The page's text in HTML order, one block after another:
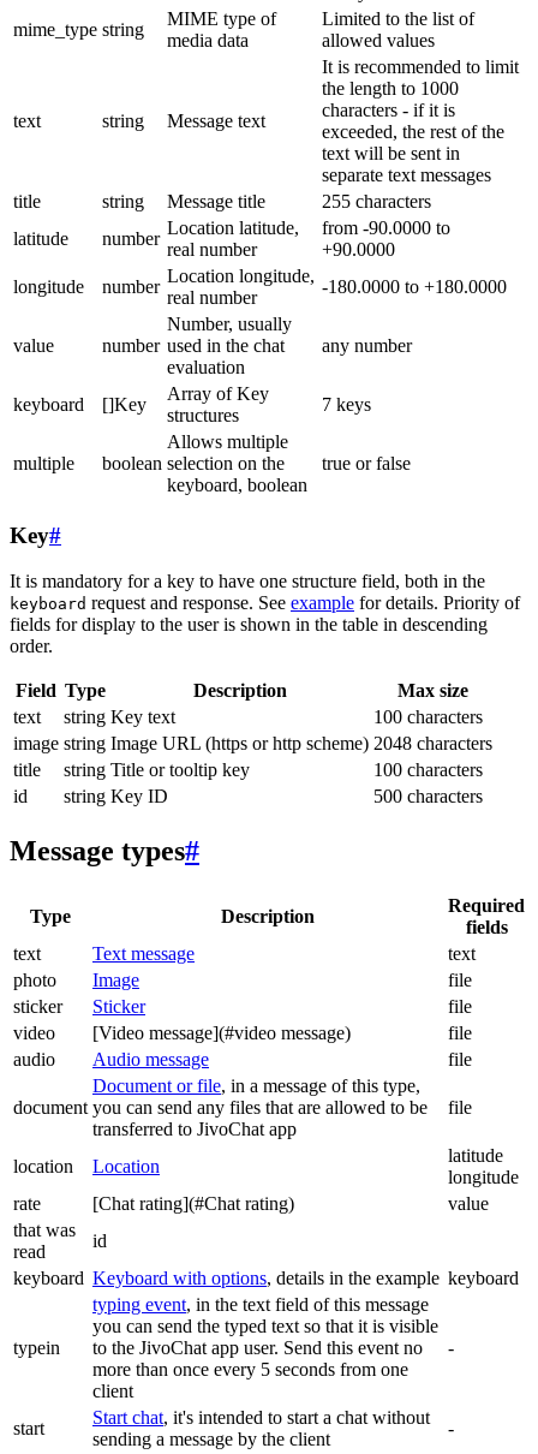
mime_type string
MIME type of
media data
Limited to the list of
allowed values
text string Message text
It is recommended to limit
the length to 1000
characters - if it is
exceeded, the rest of the
text will be sent in
separate text messages
title
string Message title
255 characters
latitude
number
Location latitude,
real number
from -90.0000 to
+90.0000
longitude
number
Location longitude,
real number
-180.0000 to +180.0000
value number
Number, usually
used in the chat
evaluation
any number
keyboard []Key
Array of Key
structures
7 keys
multiple boolean
Allows multiple
selection on the
keyboard, boolean
true or false
Key#
It is mandatory for a key to have one structure field, both in the
keyboard request and response. See example for details. Priority of
fields for display to the user is shown in the table in descending
order.
Field Type Description
Max size
text
string Key text
100 characters
image string Image URL (https or http scheme) 2048 characters
title
string Title or tooltip key
100 characters
id
string Key ID 500 characters
Message types#
Type Description
Required
fields
text
Text message
text
photo
Image
file
sticker
Sticker
file
video
[Video message](#video message)
file
audio
Audio message file
document
Document or file, in a message of this type,
you can send any files that are allowed to be
transferred to JivoChat app
file
location Location
latitude
longitude
rate
[Chat rating](#Chat rating)
value
that was
read
id
keyboard Keyboard with options, details in the example keyboard
typein
typing event, in the text field of this message
you can send the typed text so that it is visible
to the JivoChat app user. Send this event no
more than once every 5 seconds from one
client
-
start
Start chat, it's intended to start a chat without
sending a message by the client
-